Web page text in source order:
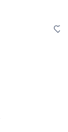
20000mAh 2.4A
C черный